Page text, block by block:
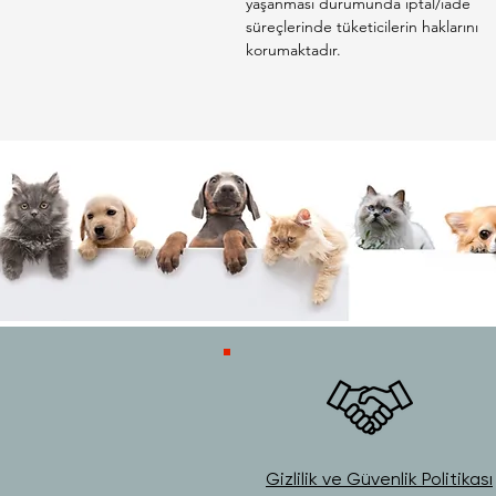
süreçlerinde tüketicilerin haklarını
korumaktadır.
Gizlilik ve Güvenlik Politikası